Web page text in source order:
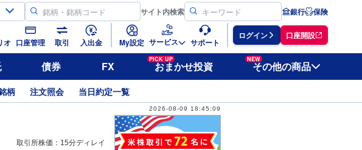
サイト内検索 銀行 保険
オ 口座管理 取引 入出金 My設定 サービス サポート
ログイン 口座開設
債券 FX
PICK UP
おまかせ投資
NEW
その他の商品
柄 注文照会 当日約定一覧
2026-08-09 18:45:09
取引所株価：15分ディレイ